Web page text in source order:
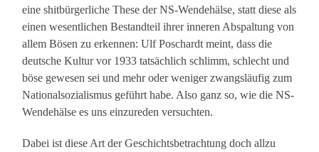
eine shitbürgerliche These der NS-Wendehälse, statt diese als
einen wesentlichen Bestandteil ihrer inneren Abspaltung von
allem Bösen zu erkennen: Ulf Poschardt meint, dass die
deutsche Kultur vor 1933 tatsächlich schlimm, schlecht und
böse gewesen sei und mehr oder weniger zwangsläufig zum
Nationalsozialismus geführt habe. Also ganz so, wie die NS-
Wendehälse es uns einzureden versuchten.
Dabei ist diese Art der Geschichtsbetrachtung doch allzu